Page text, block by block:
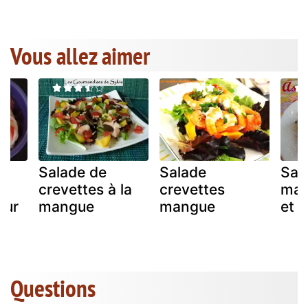
Vous allez aimer
Salade de
crevettes à la
mangue
Salade
crevettes
mangue
et
Questions